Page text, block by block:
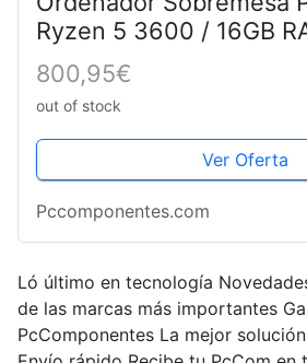
Ryzen 5 3600 / 16GB
SSD / GTX 1650 4GB -
Blanco
800,95€
out of stock
Ver Oferta
Pccomponentes.com
Ló último en tecnología
de las marcas más importantes
PcComponentes La mejor